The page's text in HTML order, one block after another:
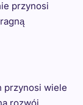
przynosi
przynosi wiele
rozwój